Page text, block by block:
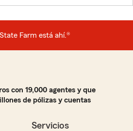
Farm está ahí.®
con 19,000 agentes y que
de pólizas y cuentas
Servicios